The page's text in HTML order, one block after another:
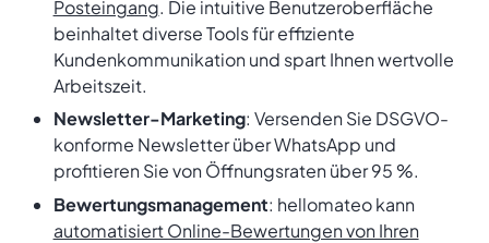
Posteingang. Die intuitive Benutzeroberfläche
beinhaltet diverse Tools für effiziente
Kundenkommunikation und spart Ihnen wertvolle
Arbeitszeit.
Newsletter-Marketing: Versenden Sie DSGVO-
konforme Newsletter über WhatsApp und
profitieren Sie von Öffnungsraten über 95 %.
Bewertungsmanagement: hellomateo kann
automatisiert Online-Bewertungen von Ihren